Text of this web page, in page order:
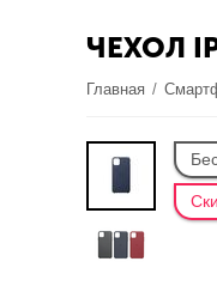
ЧЕХОЛ
Главная /